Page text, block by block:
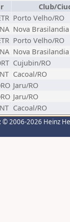
Club/
Porto Velho/RO
Nova
Porto Velho/RO
Nova
Cujubin/RO
Cacoal/RO
Jaru/RO
Jaru/RO
Cacoal/RO
© 2006-2026 Heinz